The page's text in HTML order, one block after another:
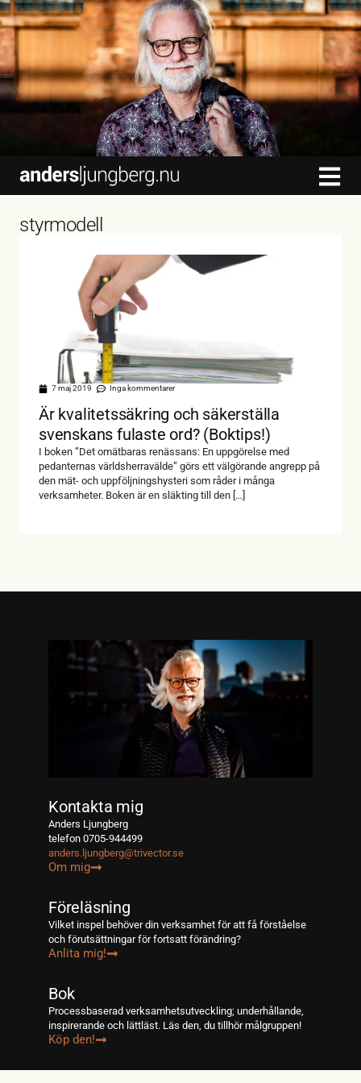
content
styrmodell
7 maj 2019 Inga kommentarer
Är kvalitetssäkring och säkerställa
svenskans fulaste ord? (Boktips!)
I boken ”Det omätbaras renässans: En uppgörelse med
pedanternas världsherravälde” görs ett välgörande angrepp på
den mät- och uppföljningshysteri som råder i många
verksamheter. Boken är en släkting till den […]
Kontakta mig
Anders Ljungberg
telefon 0705-944499
anders.ljungberg@trivector.se
Om mig
Föreläsning
Vilket inspel behöver din verksamhet för att få förståelse
och förutsättningar för fortsatt förändring?
Anlita mig!
Bok
Processbaserad verksamhetsutveckling; underhållande,
inspirerande och lättläst. Läs den, du tillhör målgruppen!
Köp den!